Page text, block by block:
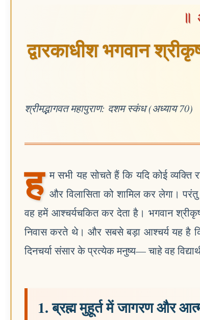
॥
द्वारकाधीश भगवान
श्रीमद्भागवत महापुराण: दशम स्कंध (अध्याय 70)
ह म सभी यह सोचते हैं कि यदि कोई व्यक्ति
और विलासिता को शामिल कर लेगा। परंतु
वह हमें आश्चर्यचकित कर देता है। भगवान
निवास करते थे। और सबसे बड़ा आश्चर्य यह है
दिनचर्या संसार के प्रत्येक मनुष्य— चाहे वह
1. ब्रह्म मुहूर्त में जागरण और